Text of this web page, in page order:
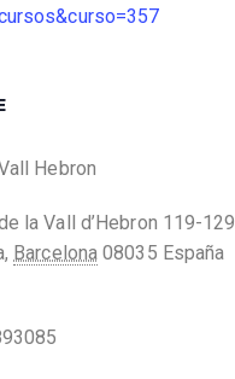
Hebron
la Vall d’Hebron 119-129
, Barcelona 08035 España